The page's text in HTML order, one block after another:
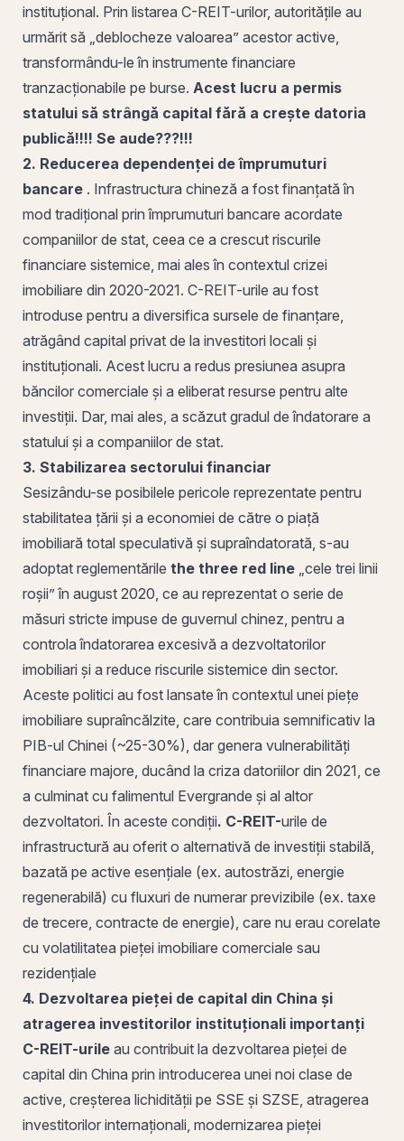
instituțional. Prin listarea C-REIT-urilor, autoritățile au
urmărit să „deblocheze valoarea” acestor active,
transformându-le în instrumente financiare
tranzacționabile pe burse. Acest lucru a permis
statului să strângă capital fără a crește datoria
publică!!!! Se aude???!!!
2. Reducerea dependenței de împrumuturi
bancare . Infrastructura chineză a fost finanțată în
mod tradițional prin împrumuturi bancare acordate
companiilor de stat, ceea ce a crescut riscurile
financiare sistemice, mai ales în contextul crizei
imobiliare din 2020-2021. C-REIT-urile au fost
introduse pentru a diversifica sursele de finanțare,
atrăgând capital privat de la investitori locali și
instituționali. Acest lucru a redus presiunea asupra
băncilor comerciale și a eliberat resurse pentru alte
investiții. Dar, mai ales, a scăzut gradul de îndatorare a
statului și a companiilor de stat.
3. Stabilizarea sectorului financiar
Sesizându-se posibilele pericole reprezentate pentru
stabilitatea țării și a economiei de către o piață
imobiliară total speculativă și supraîndatorată, s-au
adoptat reglementările the three red line „cele trei linii
roșii” în august 2020, ce au reprezentat o serie de
măsuri stricte impuse de guvernul chinez, pentru a
controla îndatorarea excesivă a dezvoltatorilor
imobiliari și a reduce riscurile sistemice din sector.
Aceste politici au fost lansate în contextul unei piețe
imobiliare supraîncălzite, care contribuia semnificativ la
PIB-ul Chinei (~25-30%), dar genera vulnerabilități
financiare majore, ducând la criza datoriilor din 2021, ce
a culminat cu falimentul Evergrande și al altor
dezvoltatori. În aceste condiții. C-REIT-urile de
infrastructură au oferit o alternativă de investiții stabilă,
bazată pe active esențiale (ex. autostrăzi, energie
regenerabilă) cu fluxuri de numerar previzibile (ex. taxe
de trecere, contracte de energie), care nu erau corelate
cu volatilitatea pieței imobiliare comerciale sau
rezidențiale
4. Dezvoltarea pieței de capital din China și
atragerea investitorilor instituționali importanți
C-REIT-urile au contribuit la dezvoltarea pieței de
capital din China prin introducerea unei noi clase de
active, creșterea lichidității pe SSE și SZSE, atragerea
investitorilor internaționali, modernizarea pieței